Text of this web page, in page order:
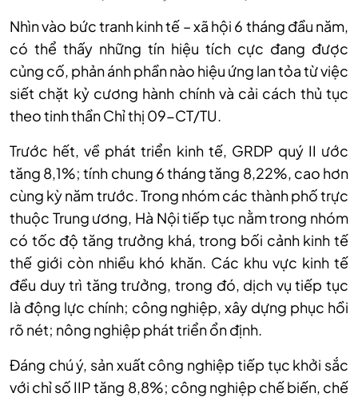
Nhìn vào bức tranh kinh tế – xã hội 6 tháng đầu năm,
có thể thấy những tín hiệu tích cực đang được
củng cố, phản ánh phần nào hiệu ứng lan tỏa từ việc
siết chặt kỷ cương hành chính và cải cách thủ tục
theo tinh thần Chỉ thị 09-CT/TU.
Trước hết, về phát triển kinh tế, GRDP quý II ước
tăng 8,1%; tính chung 6 tháng tăng 8,22%, cao hơn
cùng kỳ năm trước. Trong nhóm các thành phố trực
thuộc Trung ương, Hà Nội tiếp tục nằm trong nhóm
có tốc độ tăng trưởng khá, trong bối cảnh kinh tế
thế giới còn nhiều khó khăn. Các khu vực kinh tế
đều duy trì tăng trưởng, trong đó, dịch vụ tiếp tục
là động lực chính; công nghiệp, xây dựng phục hồi
rõ nét; nông nghiệp phát triển ổn định.
Đáng chú ý, sản xuất công nghiệp tiếp tục khởi sắc
với chỉ số IIP tăng 8,8%; công nghiệp chế biến, chế